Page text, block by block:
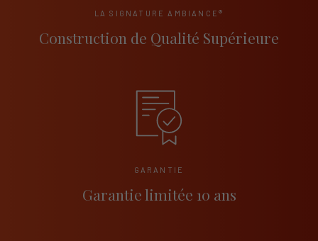
LA SIGNATURE AMBIANCE®
Construction de Qualité Supérieure
GARANTIE
Garantie limitée 10 ans